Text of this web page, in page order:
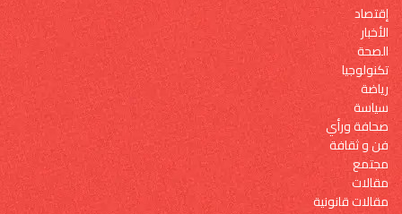
إقتصاد
الأخبار
الصحة
تكنولوجيا
رياضة
سياسة
صحافة ورأي
فن و ثقافة
مجتمع
مقالات
مقالات قانونية